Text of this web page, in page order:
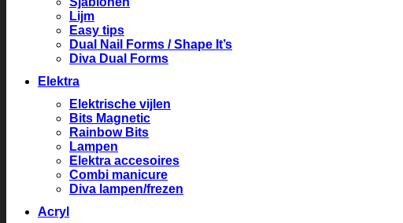
Lijm
Easy tips
Dual Nail Forms / Shape It’s
Diva Dual Forms
Elektra
Elektrische vijlen
Bits Magnetic
Rainbow Bits
Lampen
Elektra accesoires
Combi manicure
Diva lampen/frezen
Acryl